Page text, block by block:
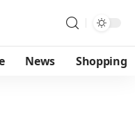
News Shopping